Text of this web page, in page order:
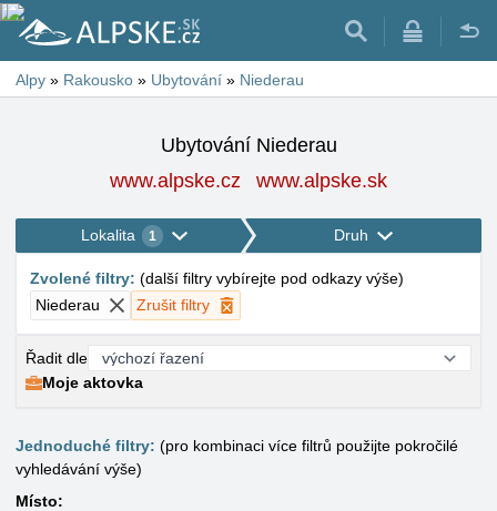
Alpy » Rakousko » Ubytování » Niederau
Ubytování Niederau
www.alpske.cz
www.alpske.sk
Lokalita 1 Druh
Zvolené filtry: (další filtry vybírejte pod odkazy výše)
Niederau
Zrušit filtry
Řadit dle
Moje aktovka
Jednoduché filtry: (pro kombinaci více filtrů použijte pokročilé
vyhledávání výše)
Místo: